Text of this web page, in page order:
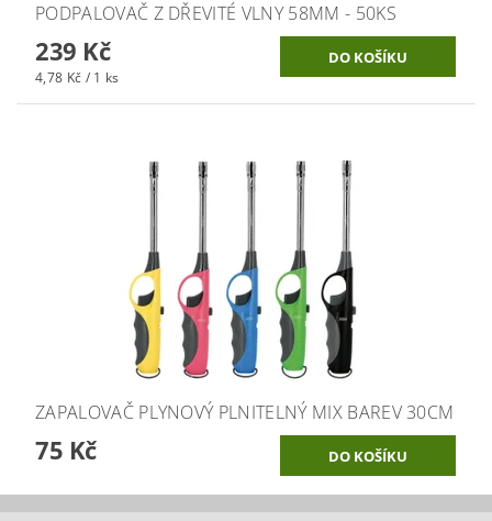
PODPALOVAČ Z DŘEVITÉ VLNY 58MM - 50KS
239 Kč
4,78 Kč / 1 ks
ZAPALOVAČ PLYNOVÝ PLNITELNÝ MIX BAREV 30CM
75 Kč